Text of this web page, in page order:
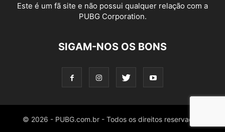
Este é um fã site e não possui qualquer relação com a
PUBG Corporation.
SIGAM-NOS OS BONS
© 2026 - PUBG.com.br - Todos os direitos reservados.